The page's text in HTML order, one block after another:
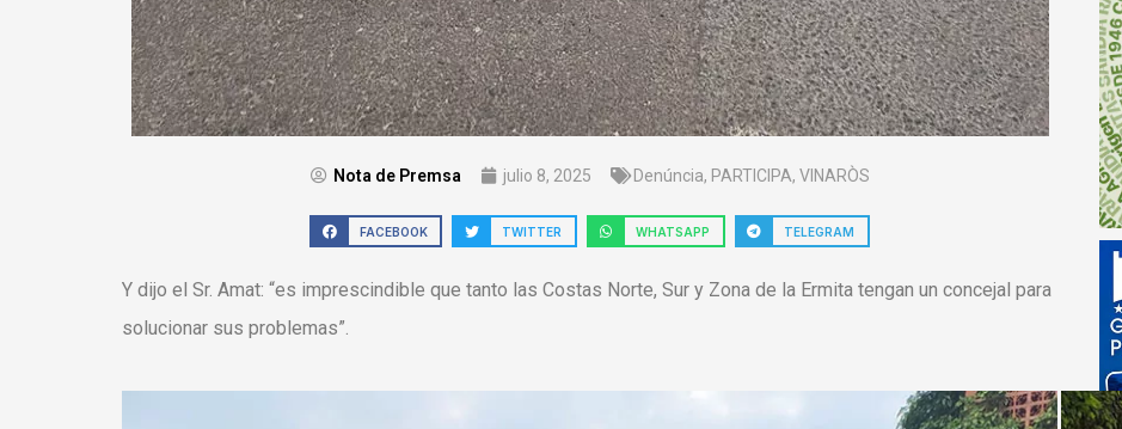
Nota de Premsa julio 8, 2025 Denúncia, PARTICIPA, VINARÒS
FACEBOOK TWITTER WHATSAPP TELEGRAM
Y dijo el Sr. Amat: “es imprescindible que tanto las Costas Norte, Sur y Zona de la Ermita tengan un concejal para
solucionar sus problemas”.